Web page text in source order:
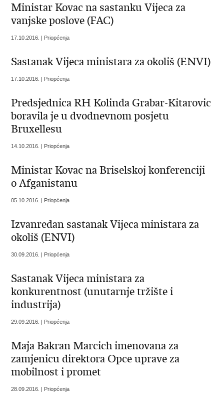
Ministar Kovac na sastanku Vijeca za
vanjske poslove (FAC)
17.10.2016. | Priopćenja
Sastanak Vijeca ministara za okoliš (ENVI)
17.10.2016. | Priopćenja
Predsjednica RH Kolinda Grabar-Kitarovic
boravila je u dvodnevnom posjetu
Bruxellesu
14.10.2016. | Priopćenja
Ministar Kovac na Briselskoj konferenciji
o Afganistanu
05.10.2016. | Priopćenja
Izvanredan sastanak Vijeca ministara za
okoliš (ENVI)
30.09.2016. | Priopćenja
Sastanak Vijeca ministara za
konkurentnost (unutarnje tržište i
industrija)
29.09.2016. | Priopćenja
Maja Bakran Marcich imenovana za
zamjenicu direktora Opce uprave za
mobilnost i promet
28.09.2016. | Priopćenja